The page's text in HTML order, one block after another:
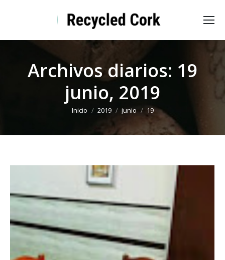
Archivos diarios: 19
junio, 2019
Estás aquí:
Inicio 2019 junio 19